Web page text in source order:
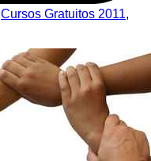
Cursos Gratuitos 2011,